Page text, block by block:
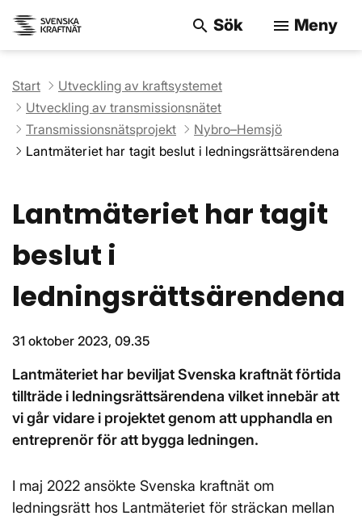
search Sök menu Meny
Start
Utveckling av kraftsystemet
Utveckling av transmissionsnätet
Transmissionsnätsprojekt
Nybro–Hemsjö
Lantmäteriet har tagit beslut i ledningsrättsärendena
Lantmäteriet har tagit
beslut i
ledningsrättsärendena
31 oktober 2023, 09.35
Lantmäteriet har beviljat Svenska kraftnät förtida
tillträde i ledningsrättsärendena vilket innebär att
vi går vidare i projektet genom att upphandla en
entreprenör för att bygga ledningen.
I maj 2022 ansökte Svenska kraftnät om
ledningsrätt hos Lantmäteriet för sträckan mellan